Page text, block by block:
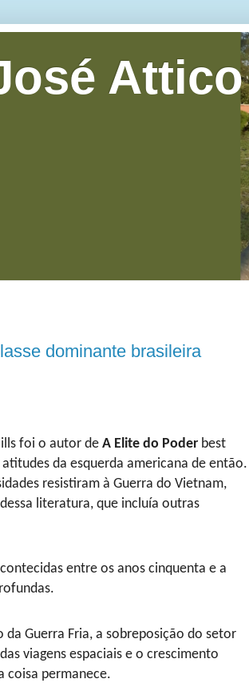
Attico
dominante brasileira
foi o autor de A Elite do Poder best
da esquerda americana de então.
resistiram à Guerra do Vietnam,
literatura, que incluía outras
entre os anos cinquenta e a
Guerra Fria, a sobreposição do setor
viagens espaciais e o crescimento
coisa permanece.